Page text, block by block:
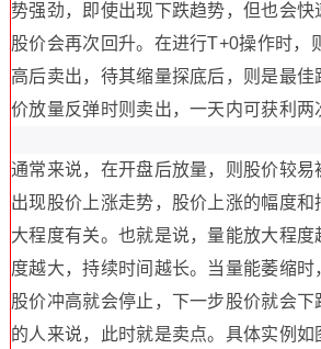
势强劲，即使出现下跌趋势，但也会
股价会再次回升。在进行T+0操作时，
高后卖出，待其缩量探底后，则是最
价放量反弹时则卖出，一天内可获利两
通常来说，在开盘后放量，则股价较
出现股价上涨走势，股价上涨的幅度
大程度有关。也就是说，量能放大程度
度越大，持续时间越长。当量能萎缩时
股价冲高就会停止，下一步股价就会
的人来说，此时就是卖点。具体实例如